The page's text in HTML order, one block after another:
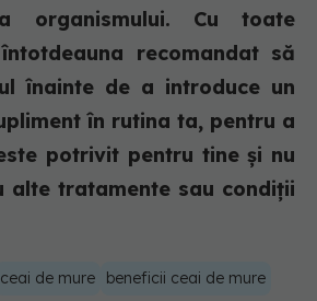
organismului. Cu toate
recomandat să
înainte de a introduce un
în rutina ta, pentru a
potrivit pentru tine și nu
alte tratamente sau condiții
ceai de mure
beneficii ceai de mure